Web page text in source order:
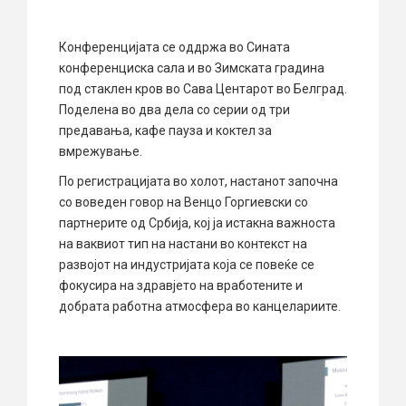
Конференцијата се оддржа во Сината
конференциска сала и во Зимската градина
под стаклен кров во Сава Центарот во Белград.
Поделена во два дела со серии од три
предавања, кафе пауза и коктел за
вмрежување.
По регистрацијата во холот, настанот започна
со воведен говор на Венцо Горгиевски со
партнерите од Србија, кој ја истакна важноста
на ваквиот тип на настани во контекст на
развојот на индустријата која се повеќе се
фокусира на здравјето на вработените и
добрата работна атмосфера во канцелариите.